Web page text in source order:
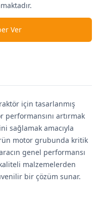
Ver
için tasarlanmış
artırmak
sağlamak amacıyla
motor grubunda kritik
genel performansı
malzemelerden
bir çözüm sunar.